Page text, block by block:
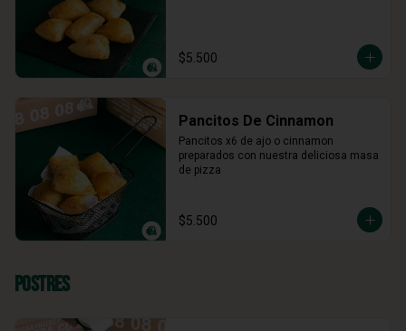
$5.500
Pancitos De Cinnamon
Pancitos x6 de ajo o cinnamon
preparados con nuestra deliciosa masa
de pizza
$5.500
Postres